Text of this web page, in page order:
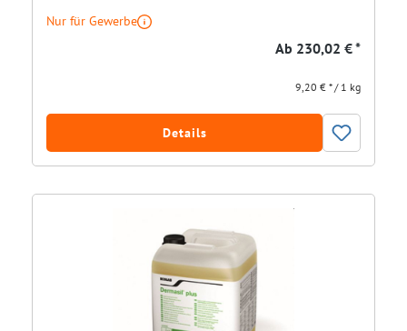
Nur für Gewerbe
Ab 230,02 € *
9,20 € * / 1 kg
Details